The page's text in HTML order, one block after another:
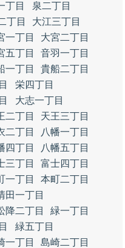
丁目
泉二丁目
丁目
大江三丁目
一丁目
大宮二丁目
五丁目
音羽一丁目
一丁目
貴船二丁目
栄四丁目
大志一丁目
二丁目
天王三丁目
二丁目
八幡一丁目
四丁目
八幡五丁目
三丁目
富士四丁目
一丁目
本町二丁目
田一丁目
降二丁目
緑一丁目
緑五丁目
一丁目
島崎二丁目